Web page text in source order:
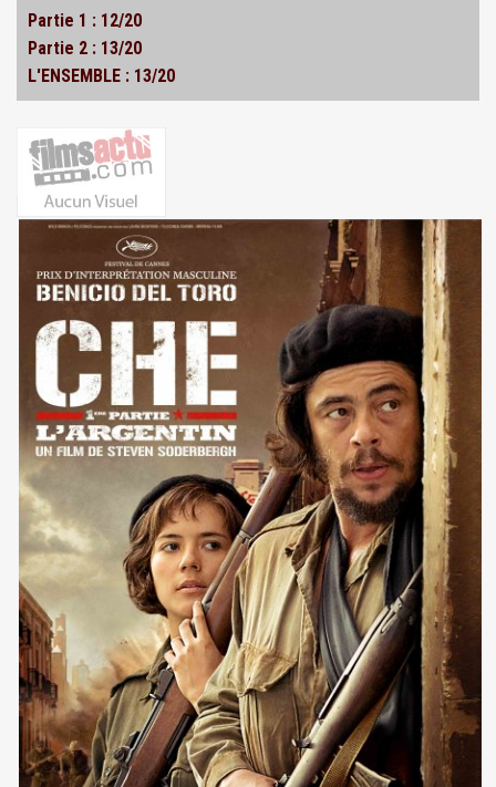
Partie 1 : 12/20
Partie 2 : 13/20
L'ENSEMBLE : 13/20